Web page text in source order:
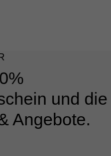
und die
Angebote.